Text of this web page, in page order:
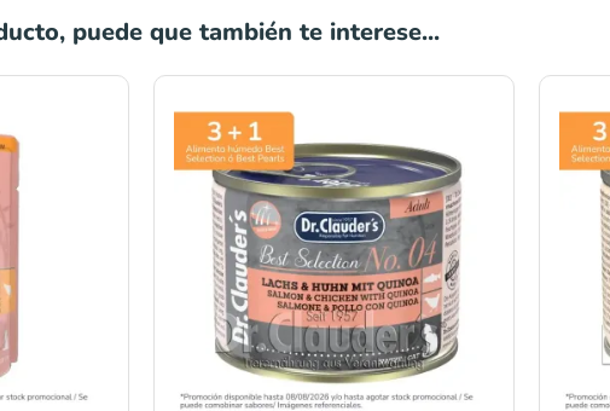
puede que también te interese...
precios:
desde
S/13.00
hasta
S/23.00